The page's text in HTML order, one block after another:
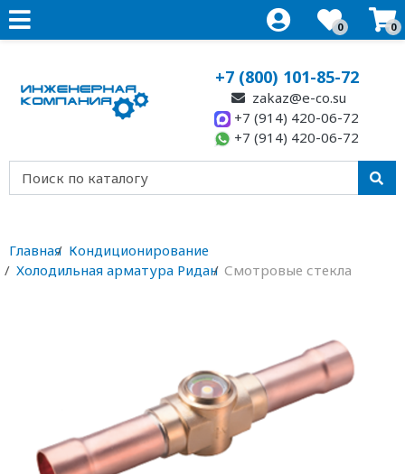
0 0
+7 (800) 101-85-72
zakaz@e-co.su
+7 (914) 420-06-72
+7 (914) 420-06-72
Главная Кондиционирование
Холодильная арматура Ридан Смотровые стекла